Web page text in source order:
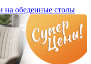
на обеденные столы